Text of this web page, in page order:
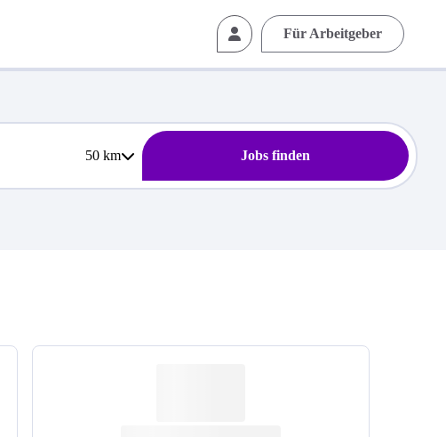
Für Arbeitgeber
50km Jobs finden